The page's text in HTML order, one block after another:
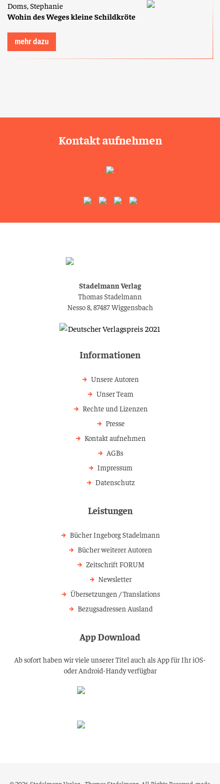
Doms, Stephanie
Wohin des Weges kleine Schildkröte
mehr dazu
Kontakt aufnehmen
Stadelmann Verlag
Thomas Stadelmann
Nesso 8, 87487 Wiggensbach
Informationen
Unsere Autoren
Unser Team
Rechte und Lizenzen
Presse
Kontakt aufnehmen
AGBs
Impressum
Datenschutz
Leistungen
Bücher Ingeborg Stadelmann
Bücher weiterer Autoren
Zeitschrift FORUM
Newsletter
Übersetzungen / Translations
Bezugsadressen Ausland
App Download
Ab sofort haben wir viele unserer Titel auch als App für Ihr iOS-
oder Android-Handy verfügbar